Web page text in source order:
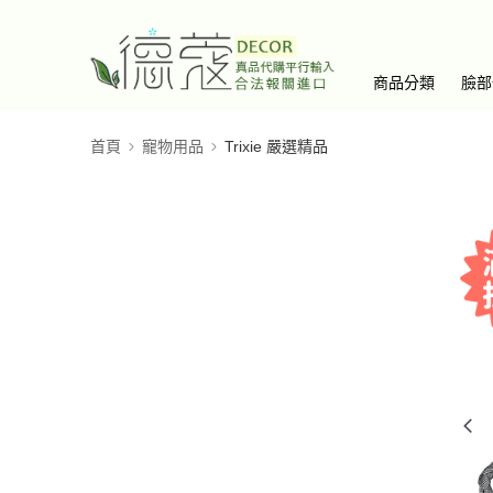
商品分類 臉
首頁 寵物用品 Trixie 嚴選精品